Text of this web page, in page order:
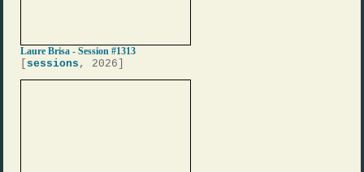
Laure Brisa - Session #1313
sessions , 2026]